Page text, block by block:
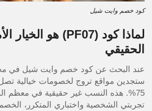
كود خصم وايت شيل
لماذا كود (PF07)
هو الخيار
الحقيقي
عند البحث عن كود خصم وايت شيل في
75%. هذه النسب غير حقيقية في معظم
تجربتي الشخصية واختباري المتكرر،